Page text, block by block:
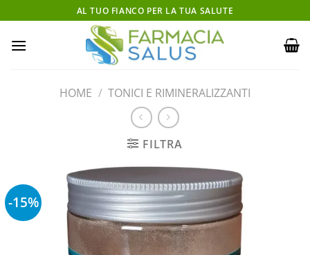
ai
contenuti
AL TUO FIANCO PER LA TUA SALUTE
HOME / TONICI E RIMINERALIZZANTI
FILTRA
-15%